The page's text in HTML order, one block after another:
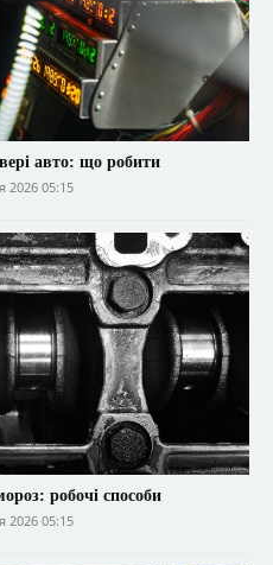
авто: що робити
2026 05:15
робочі способи
2026 05:15